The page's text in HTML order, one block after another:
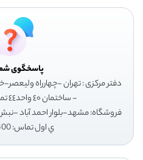
پاسخگوی
دفتر مرکزی : تهران -چهارراه وليعصر-
- ساختمان ٤٠ واحد٤٤ تماس: 02166961856
فروشگاه: مشهد-بلوار احمد آباد -
ي اول تماس: 05134000400